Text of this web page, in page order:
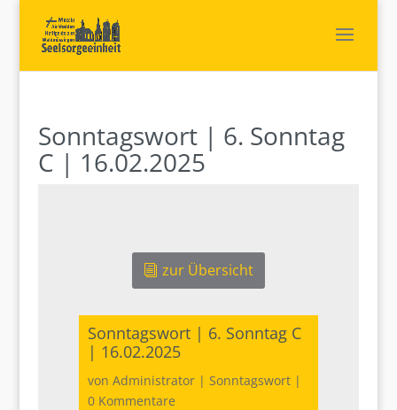
Sonntagswort | 6. Sonntag
C | 16.02.2025
zur Übersicht
Sonntagswort | 6. Sonntag C
| 16.02.2025
von Administrator| Sonntagswort|
0 Kommentare